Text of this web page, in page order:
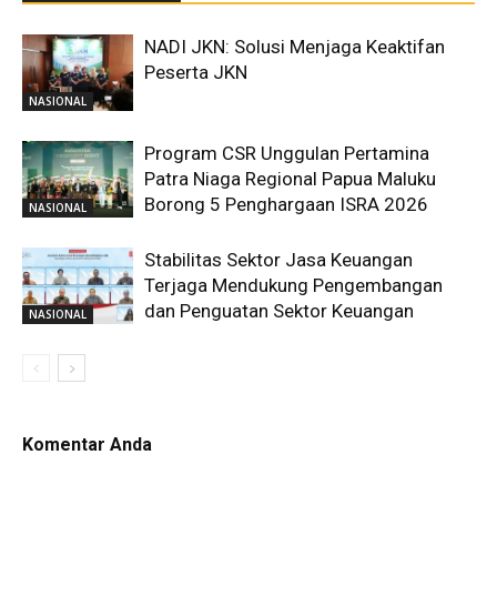
NASIONAL
NADI JKN: Solusi Menjaga Keaktifan
Peserta JKN
NASIONAL
Program CSR Unggulan Pertamina
Patra Niaga Regional Papua Maluku
Borong 5 Penghargaan ISRA 2026
NASIONAL
Stabilitas Sektor Jasa Keuangan
Terjaga Mendukung Pengembangan
dan Penguatan Sektor Keuangan
Komentar Anda